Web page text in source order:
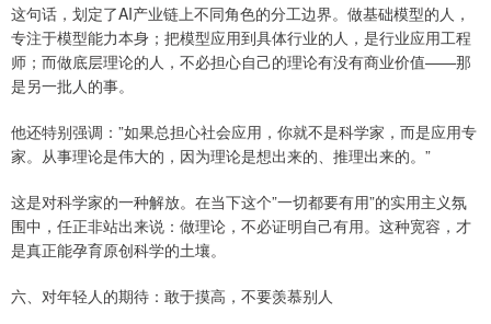
这句话，划定了AI产业链上不同角色的分工边界。做基础模型的人，
专注于模型能力本身；把模型应用到具体行业的人，是行业应用工程
师；而做底层理论的人，不必担心自己的理论有没有商业价值——那
是另一批人的事。
他还特别强调：”如果总担心社会应用，你就不是科学家，而是应用专
家。从事理论是伟大的，因为理论是想出来的、推理出来的。”
这是对科学家的一种解放。在当下这个”一切都要有用”的实用主义氛
围中，任正非站出来说：做理论，不必证明自己有用。这种宽容，才
是真正能孕育原创科学的土壤。
六、对年轻人的期待：敢于摸高，不要羡慕别人